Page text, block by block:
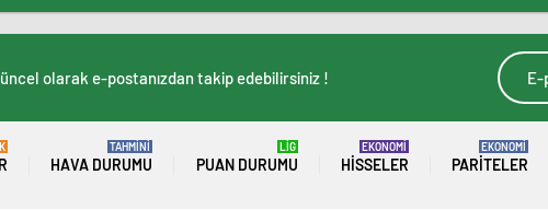
olarak e-postanızdan takip edebilirsiniz !
HAVA DURUMU
TAHMİNİ
PUAN DURUMU
LİG
HISSELER
EKONOMİ
PARITELER
EKONOMİ